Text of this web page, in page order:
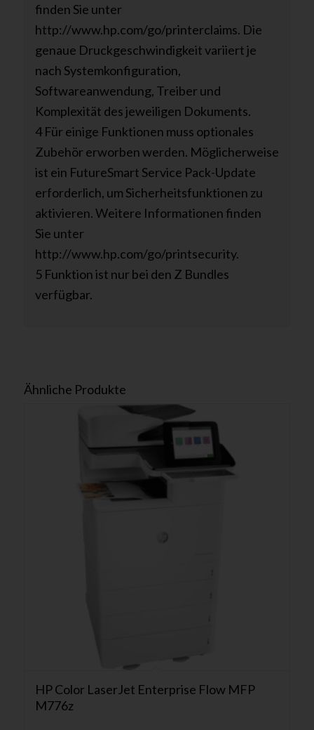
finden Sie unter
http://www.hp.com/go/printerclaims. Die
genaue Druckgeschwindigkeit variiert je
nach Systemkonfiguration,
Softwareanwendung, Treiber und
Komplexität des jeweiligen Dokuments.
4 Für einige Funktionen muss optionales
Zubehör erworben werden. Möglicherweise
ist ein FutureSmart Service Pack-Update
erforderlich, um Sicherheitsfunktionen zu
aktivieren. Weitere Informationen finden
Sie unter
http://www.hp.com/go/printsecurity.
5 Funktion ist nur bei den Z Bundles
verfügbar.
Ähnliche Produkte
HP Color LaserJet Enterprise Flow MFP
M776z